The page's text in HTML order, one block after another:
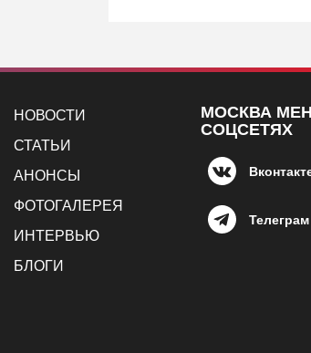
НОВОСТИ
СТАТЬИ
АНОНСЫ
ФОТОГАЛЕРЕЯ
ИНТЕРВЬЮ
БЛОГИ
МОСКВА
СОЦСЕТЯХ
Телеграм